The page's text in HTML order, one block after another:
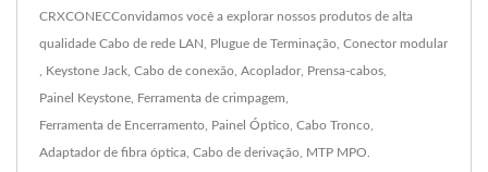
CRXCONECConvidamos você a explorar nossos produtos de alta
qualidade Cabo de rede LAN , Plugue de Terminação, Conector modular
, Keystone Jack, Cabo de conexão, Acoplador, Prensa-cabos,
Painel Keystone, Ferramenta de crimpagem,
Ferramenta de Encerramento, Painel Óptico, Cabo Tronco,
Adaptador de fibra óptica, Cabo de derivação, MTP MPO.